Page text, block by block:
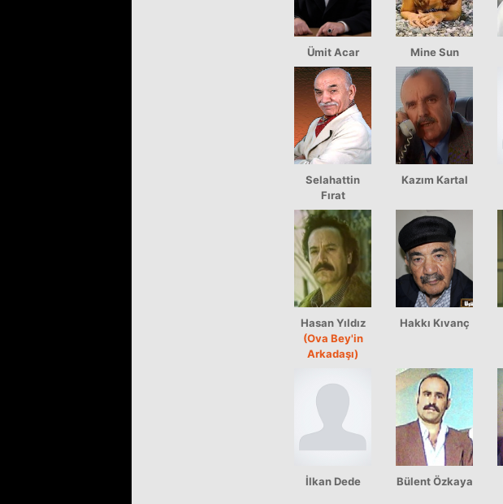
Ümit Acar Mine Sun
Selahattin
Fırat
Kazım Kartal
Hasan Yıldız
(Ova Bey'in
Arkadaşı)
Hakkı Kıvanç
İlkan Dede Bülent Özkaya